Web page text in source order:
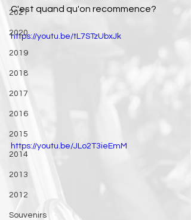
2021
2020
2019
2018
2017
2016
2015
2014
2013
2012
Souvenirs
C'est quand qu'on recommence?
https://youtu.be/tL7STzUbxJk
https://youtu.be/JLo2T3ieEmM